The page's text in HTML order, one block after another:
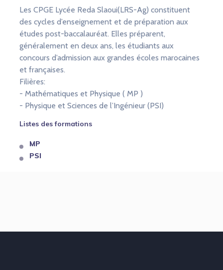
Les CPGE Lycée Reda Slaoui(LRS-Ag) constituent
des cycles d’enseignement et de préparation aux
études post-baccalauréat. Elles préparent,
généralement en deux ans, les étudiants aux
concours d’admission aux grandes écoles marocaines
et françaises.
Filières:
- Mathématiques et Physique ( MP )
- Physique et Sciences de l’Ingénieur (PSI)
Listes des formations
MP
PSI